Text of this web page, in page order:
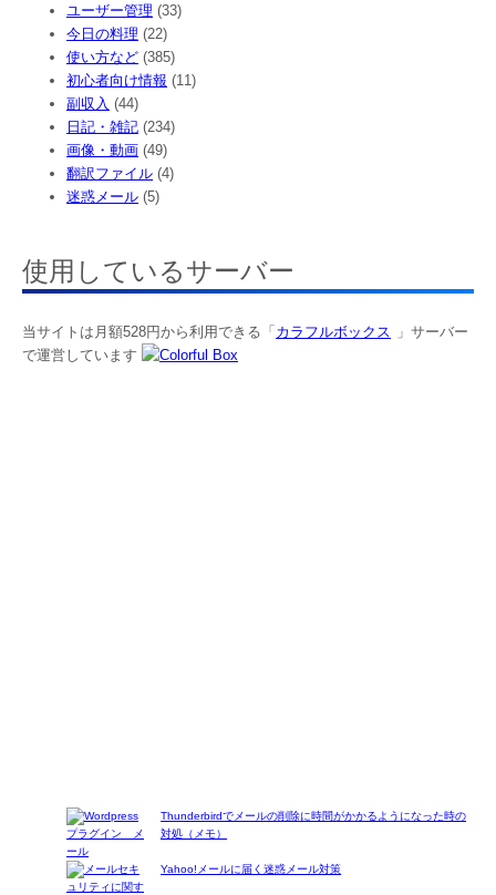
ユーザー管理 (33)
今日の料理 (22)
使い方など (385)
初心者向け情報 (11)
副収入 (44)
日記・雑記 (234)
画像・動画 (49)
翻訳ファイル (4)
迷惑メール (5)
使用しているサーバー
当サイトは月額528円から利用できる「 カラフルボックス
」サーバー
で運営しています
Thunderbirdでメールの削除に時間がかかるようになった時の
対処（メモ）
Yahoo!メールに届く迷惑メール対策